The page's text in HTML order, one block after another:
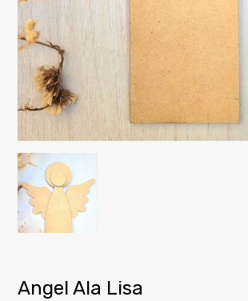
Angel Ala Lisa